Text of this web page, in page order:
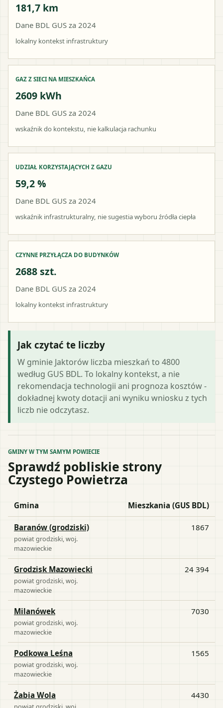
181,7 km
Dane BDL GUS za 2024
lokalny kontekst infrastruktury
GAZ Z SIECI NA MIESZKAŃCA
2609 kWh
Dane BDL GUS za 2024
wskaźnik do kontekstu, nie kalkulacja rachunku
UDZIAŁ KORZYSTAJĄCYCH Z GAZU
59,2 %
Dane BDL GUS za 2024
wskaźnik infrastrukturalny, nie sugestia wyboru źródła ciepła
CZYNNE PRZYŁĄCZA DO BUDYNKÓW
2688 szt.
Dane BDL GUS za 2024
lokalny kontekst infrastruktury
Jak czytać te liczby
W gminie Jaktorów liczba mieszkań to 4800
według GUS BDL. To lokalny kontekst, a nie
rekomendacja technologii ani prognoza kosztów -
dokładnej kwoty dotacji ani wyniku wniosku z tych
liczb nie odczytasz.
GMINY W TYM SAMYM POWIECIE
Sprawdź pobliskie strony
Czystego Powietrza
Gmina Mieszkania (GUS BDL)
Baranów (grodziski)
powiatgrodziski , woj.
mazowieckie
1867
Grodzisk Mazowiecki
powiatgrodziski , woj.
mazowieckie
24 394
Milanówek
powiatgrodziski , woj.
mazowieckie
7030
Podkowa Leśna
powiatgrodziski , woj.
mazowieckie
1565
Żabia Wola 4430